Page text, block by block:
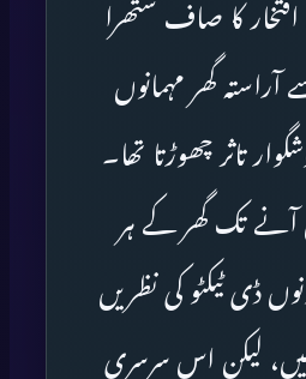
افتخار کا صاف ستھرا
آراستہ گھر مہمانوں
تاثر چھوڑتا تھا۔
آنے تک گھر کے ہر
ڈی ٹیکٹو کی نظریں
لیکن اس سرسری